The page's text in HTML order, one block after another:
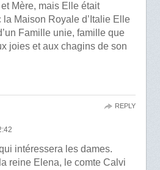
Mère, mais Elle était
Maison Royale d’Italie Elle
Famille unie, famille que
joies et aux chagins de son
intéressera les dames.
reine Elena, le comte Calvi
REPLY